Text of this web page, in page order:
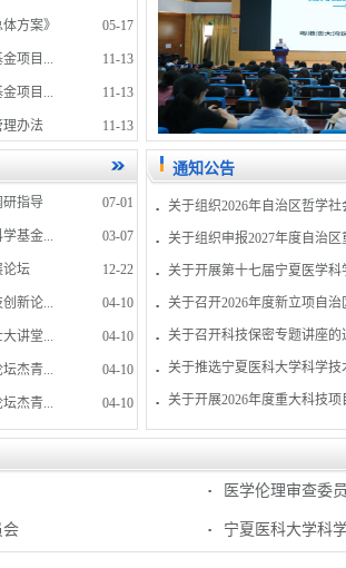
方案》 05-17
项目... 11-13
项目... 11-13
理办法 11-13
研指导 07-01
基金... 03-07
论坛 12-22
新论... 04-10
讲堂... 04-10
杰青... 04-10
杰青... 04-10
通知公告
关于组织2026年自治区哲学
关于组织申报2027年度自治
关于开展第十七届宁夏医学科
关于召开2026年度新立项自
关于召开科技保密专题讲座的
关于推选宁夏医科大学科学技
关于开展2026年度重大科技项
医学伦理审查委
会 宁夏医科大学科